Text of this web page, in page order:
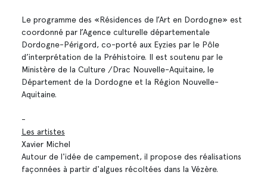
Le programme des «Résidences de l’Art en Dordogne» est
coordonné par l’Agence culturelle départementale
Dordogne-Périgord, co-porté aux Eyzies par le Pôle
d’interprétation de la Préhistoire. Il est soutenu par le
Ministère de la Culture /Drac Nouvelle-Aquitaine, le
Département de la Dordogne et la Région Nouvelle-
Aquitaine.
-
Les artistes
Xavier Michel
Autour de l'idée de campement, il propose des réalisations
façonnées à partir d'algues récoltées dans la Vézère.